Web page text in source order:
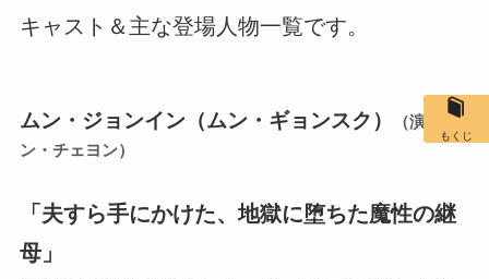
キャスト＆主な登場人物一覧です。
ムン・ジョンイン（ムン・ギョンスク）
（演：ハ
ン・チェヨン）
「夫すら手にかけた、地獄に堕ちた魔性の継
母」
もくじ